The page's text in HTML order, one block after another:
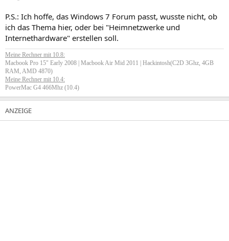
P.S.: Ich hoffe, das Windows 7 Forum passt, wusste nicht, ob
ich das Thema hier, oder bei "Heimnetzwerke und
Internethardware" erstellen soll.
Meine Rechner mit 10.8:
Macbook Pro 15" Early 2008 | Macbook Air Mid 2011 | Hackintosh(C2D 3Ghz, 4GB
RAM, AMD 4870)
Meine Rechner mit 10.4:
PowerMac G4 466Mhz (10.4)